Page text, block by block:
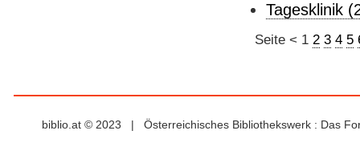
Tagesklinik
Seite < 1 2 3 4 5
biblio.at © 2023 | Österreichisches Bibliothekswerk : Das